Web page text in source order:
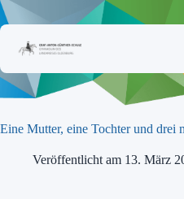
Zum
Inhalt
Eine Mutter, eine Tochter und
Veröffentlicht am 13. März